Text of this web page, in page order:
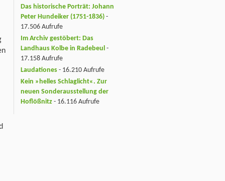
Das historische Porträt: Johann
Peter Hundeiker (1751-1836) -
17.506 Aufrufe
Im Archiv gestöbert: Das
Landhaus Kolbe in Radebeul -
17.158 Aufrufe
Laudationes - 16.210 Aufrufe
Kein »helles Schlaglicht«. Zur
neuen Sonderausstellung der
Hoflößnitz - 16.116 Aufrufe